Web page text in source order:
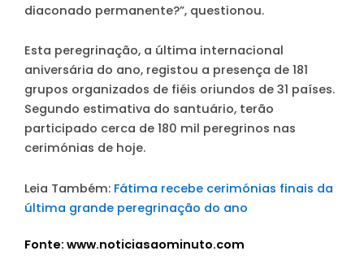
diaconado permanente?”, questionou.
Esta peregrinação, a última internacional
aniversária do ano, registou a presença de 181
grupos organizados de fiéis oriundos de 31 países.
Segundo estimativa do santuário, terão
participado cerca de 180 mil peregrinos nas
cerimónias de hoje.
Leia Também: Fátima recebe cerimónias finais da
última grande peregrinação do ano
Fonte: www.noticiasaominuto.com